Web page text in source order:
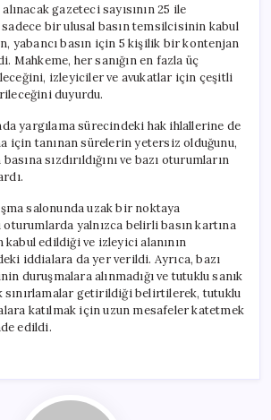
gazeteci sayısının 25 ile
sadece bir ulusal basın temsilcisinin kabul
yabancı basın için 5 kişilik bir kontenjan
Mahkeme, her sanığın en fazla üç
izleyiciler ve avukatlar için çeşitli
duyurdu.
yargılama sürecindeki hak ihlallerine de
için tanınan sürelerin yetersiz olduğunu,
sızdırıldığını ve bazı oturumların
salonunda uzak bir noktaya
yalnızca belirli basın kartına
edildiği ve izleyici alanının
iddialara da yer verildi. Ayrıca, bazı
duruşmalara alınmadığı ve tutuklu sanık
sınırlamalar getirildiği belirtilerek, tutuklu
katılmak için uzun mesafeler katetmek
edildi.